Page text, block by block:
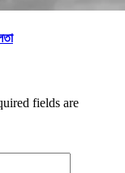
fields are